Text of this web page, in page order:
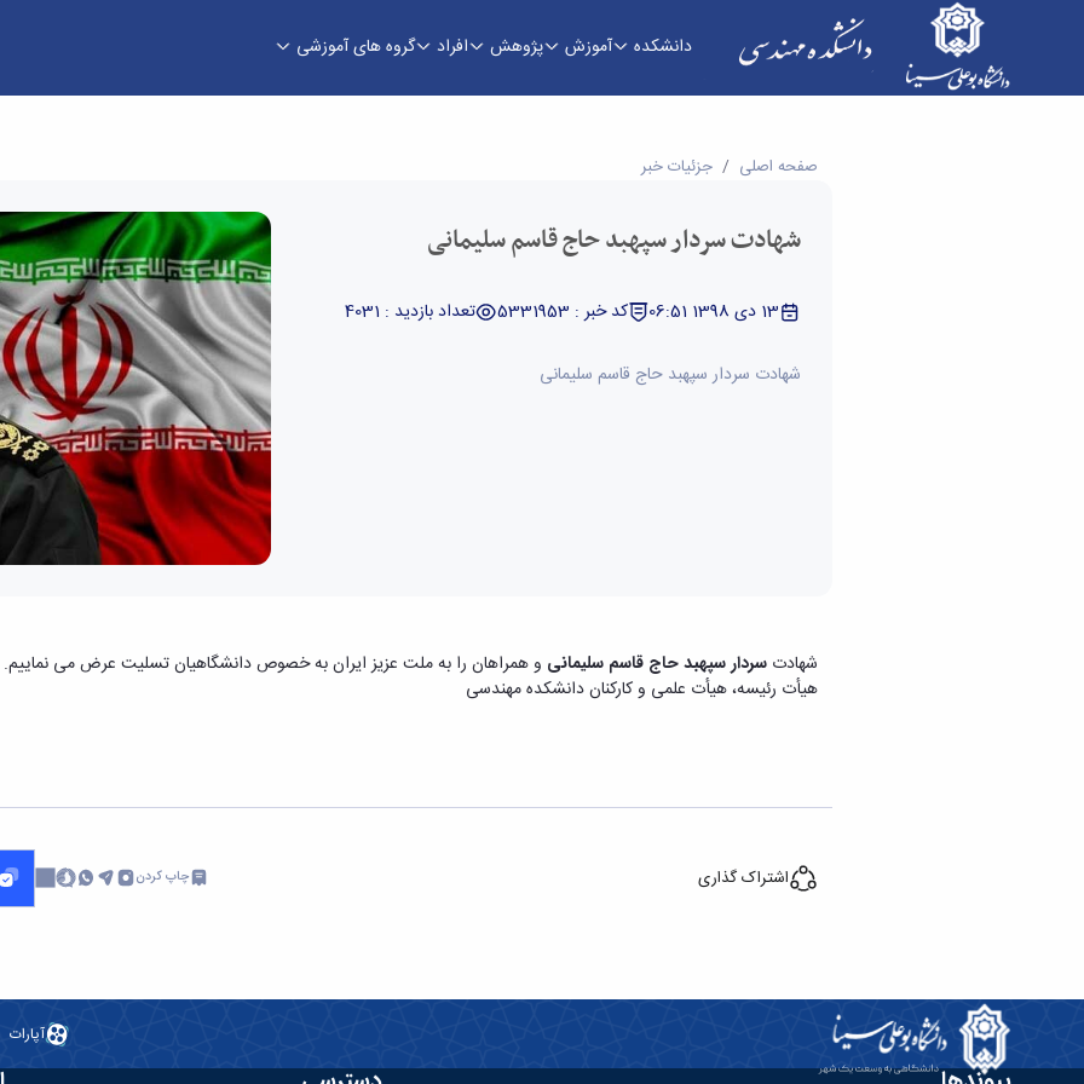
دانشکده آموزش پژوهش افراد گروه های آموزشی
شهادت سردار سپهبد حاج قاسم سلیمانی - دانشکده فنی و مهندسی
صفحه اصلی جزئیات خبر
شهادت سردار سپهبد حاج قاسم سلیمانی
13 دی 1398 06:51 کد خبر : 5331953 تعداد بازدید : 4031
شهادت سردار سپهبد حاج قاسم سلیمانی
شهادت سردار سپهبد حاج قاسم سلیمانی و همراهان را به ملت عزیز ایران به خصوص دانشگاهیان تسلیت عرض می نماییم.
هیأت رئیسه، هیأت علمی و کارکنان دانشکده مهندسی
اشتراک گذاری چاپ کردن
آپارات